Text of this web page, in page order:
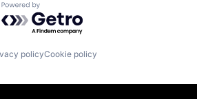
Powered by Getro.com
policyCookie policy